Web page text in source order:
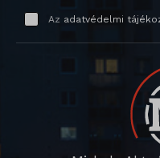
Az adatvédelmi